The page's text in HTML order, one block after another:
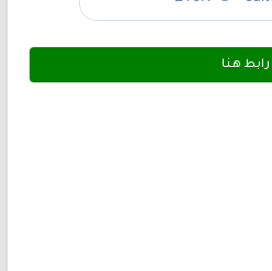
رابط هـنـا